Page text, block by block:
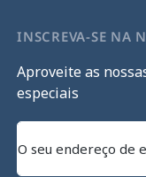
INSCREVA-SE NA
Aproveite as
especiais